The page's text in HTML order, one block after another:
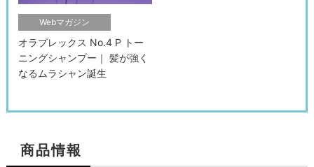
Webマガジン
オラプレックス No.4 P トー
ニングシャンプー｜ 髪が強く
なるムラシャン誕生
商品情報